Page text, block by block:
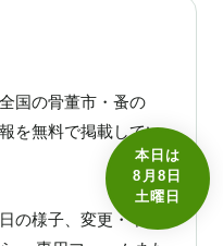
本日は
8月8日
土曜日
国の骨董市・蚤の
を無料で掲載してい
の様子、変更・中止